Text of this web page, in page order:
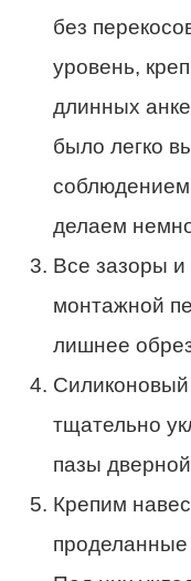
без
уровень,
длинных
было легко
соблюдением
делаем
Все зазоры и
монтажной
лишнее
Силиконовый
тщательно
пазы
Крепим
проделанные